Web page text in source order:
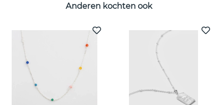
Anderen kochten ook